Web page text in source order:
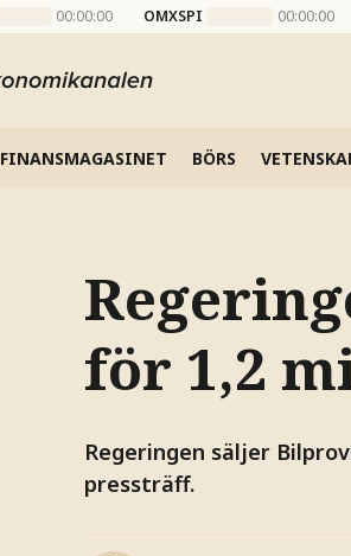
00:00:00 OMXSPI 00:00:00
FINANSMAGASINET BÖRS
för 1,2
Regeringen säljer
pressträff.